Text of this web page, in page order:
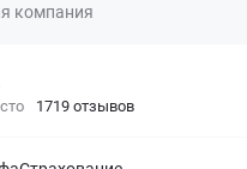
компания
1719 отзывов